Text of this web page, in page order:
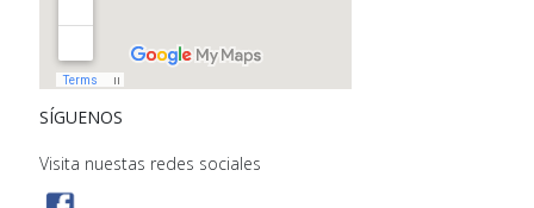
SÍGUENOS
Visita nuestas redes sociales